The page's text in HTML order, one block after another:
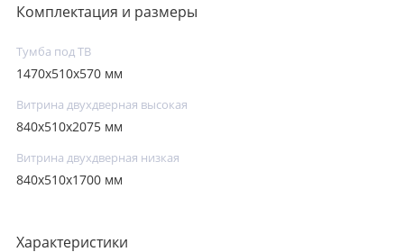
Комплектация и размеры
Тумба под ТВ
1470х510х570 мм
Витрина двухдверная высокая
840х510х2075 мм
Витрина двухдверная низкая
840х510х1700 мм
Характеристики